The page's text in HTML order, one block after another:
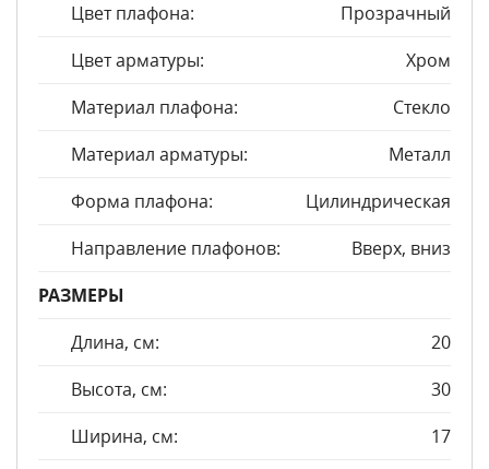
Цвет плафона:
Прозрачный
Цвет арматуры:
Хром
Материал плафона:
Стекло
Материал арматуры:
Металл
Форма плафона:
Цилиндрическая
Направление плафонов:
Вверх, вниз
РАЗМЕРЫ
Длина, см:
20
Высота, см:
30
Ширина, см:
17